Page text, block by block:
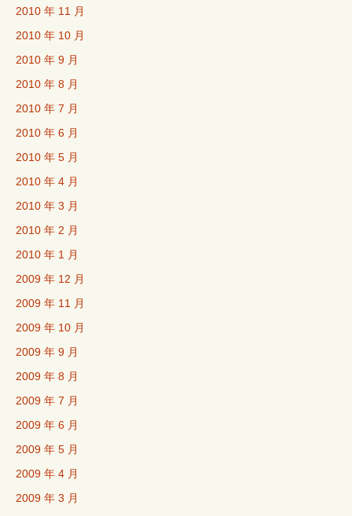
2010 年 11 月
2010 年 10 月
2010 年 9 月
2010 年 8 月
2010 年 7 月
2010 年 6 月
2010 年 5 月
2010 年 4 月
2010 年 3 月
2010 年 2 月
2010 年 1 月
2009 年 12 月
2009 年 11 月
2009 年 10 月
2009 年 9 月
2009 年 8 月
2009 年 7 月
2009 年 6 月
2009 年 5 月
2009 年 4 月
2009 年 3 月